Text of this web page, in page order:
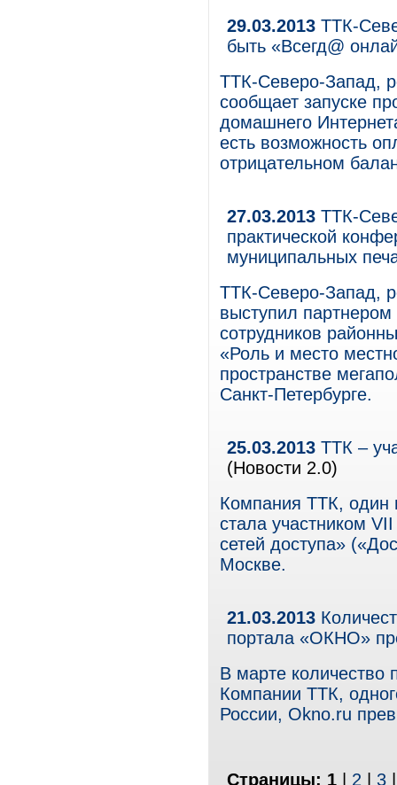
29.03.2013 ТТК-
быть «Всегд@
ТТК-Северо-Запад,
сообщает запуске
домашнего
есть возможность
отрицательном
27.03.2013 ТТК-
практической
муниципальных
ТТК-Северо-Запад,
выступил партнером
сотрудников
«Роль и место
пространстве
Санкт-Петербурге.
25.03.2013 ТТК –
(Новости 2.0)
Компания ТТК, один
стала участником
сетей доступа»
Москве.
21.03.2013
портала «ОКНО»
В марте количество
Компании ТТК,
России, Okno.ru
Страницы: 1 2 3